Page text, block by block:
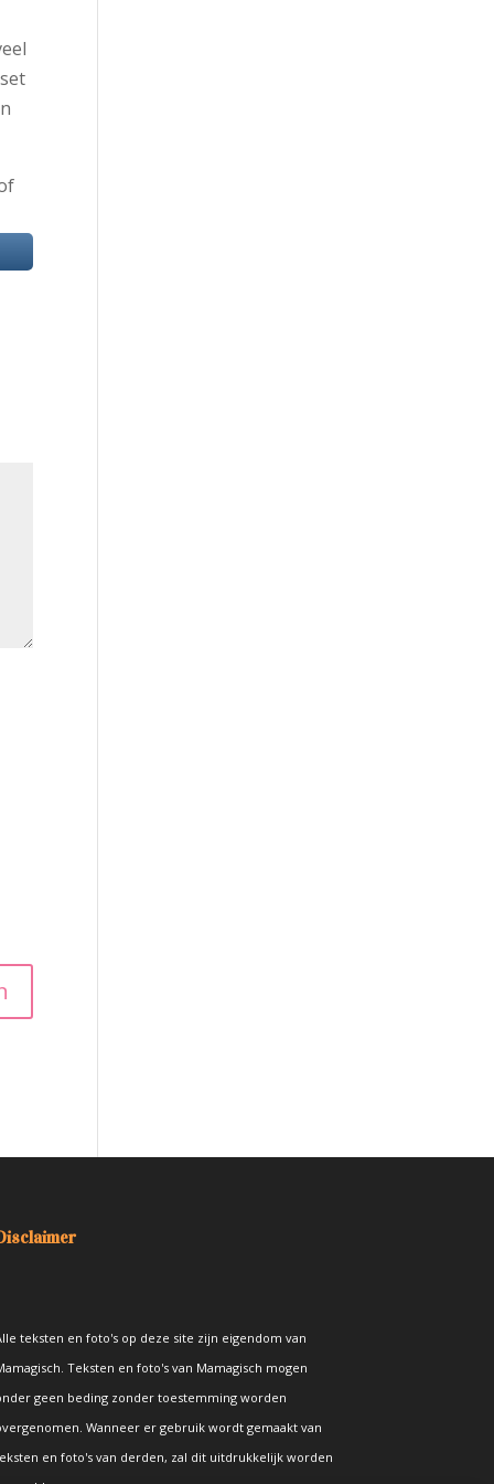
teksten en foto's op deze site zijn eigendom van
Teksten en foto's van Mamagisch mogen
geen beding zonder toestemming worden
Wanneer er gebruik wordt gemaakt van
en foto's van derden, zal dit uitdrukkelijk worden